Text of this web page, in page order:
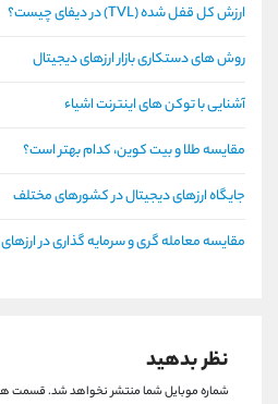
ارزش کل قفل شده (TVL) در دیفای چیست؟
روش های دستکاری بازار ارزهای دیجیتال
آشنایی با توکن های اینترنت اشیاء
مقایسه طلا و بیت کوین، کدام بهتر است؟
جایگاه ارزهای دیجیتال در کشورهای مختلف
مقایسه معامله گری و سرمایه گذاری در
نظر بدهید
شماره موبایل شما منتشر نخواهد شد.قسمت